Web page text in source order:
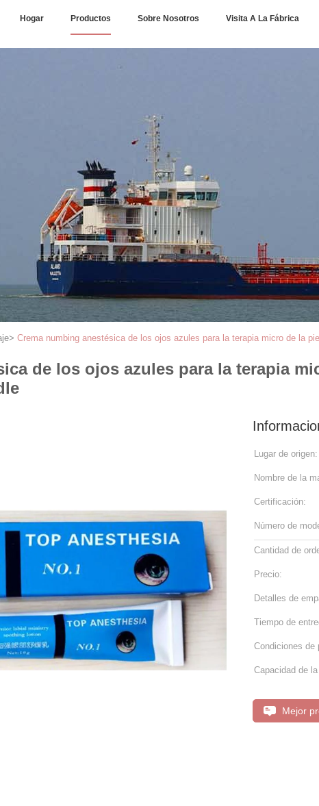
Hogar Productos Sobre Nosotros Visita A La Fábrica
> Crema numbing anestésica de los ojos azules para la terapia micro de la
de los ojos azules para la terapia
Lugar de origen:
Nombre de la
Certificación:
Número de
Cantidad de
Precio:
Detalles de
Tiempo de
Condiciones de
Capacidad de
Mejor